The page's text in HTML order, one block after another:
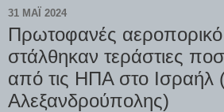
31 ΜΑΪ́ 2024
Πρωτοφανές
στάλθηκαν τεράστιες
από τις ΗΠΑ στο Ισραήλ
Αλεξανδρούπολης)